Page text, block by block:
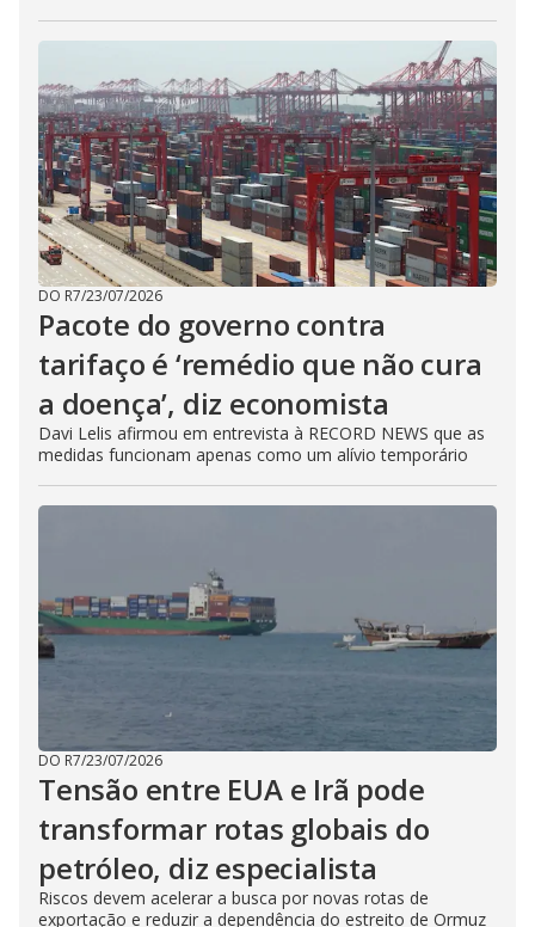
DO R7/23/07/2026
Pacote do governo contra
tarifaço é ‘remédio que não cura
a doença’, diz economista
Davi Lelis afirmou em entrevista à RECORD NEWS que as
medidas funcionam apenas como um alívio temporário
DO R7/23/07/2026
Tensão entre EUA e Irã pode
transformar rotas globais do
petróleo, diz especialista
Riscos devem acelerar a busca por novas rotas de
exportação e reduzir a dependência do estreito de Ormuz